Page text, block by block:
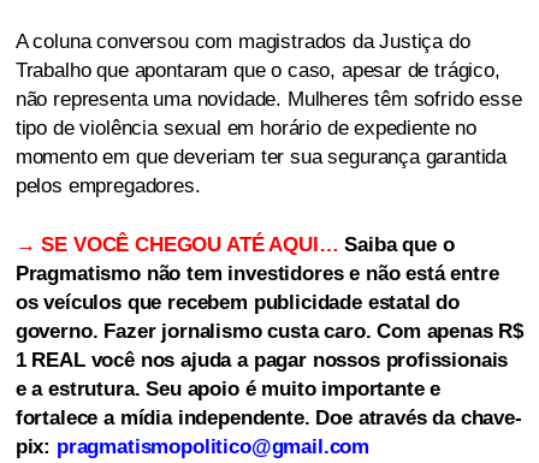
A coluna conversou com magistrados da Justiça do
Trabalho que apontaram que o caso, apesar de trágico,
não representa uma novidade. Mulheres têm sofrido esse
tipo de violência sexual em horário de expediente no
momento em que deveriam ter sua segurança garantida
pelos empregadores.
→ SE VOCÊ CHEGOU ATÉ AQUI… Saiba que o
Pragmatismo não tem investidores e não está entre
os veículos que recebem publicidade estatal do
governo. Fazer jornalismo custa caro. Com apenas R$
1 REAL você nos ajuda a pagar nossos profissionais
e a estrutura. Seu apoio é muito importante e
fortalece a mídia independente. Doe através da chave-
pix: pragmatismopolitico@gmail.com